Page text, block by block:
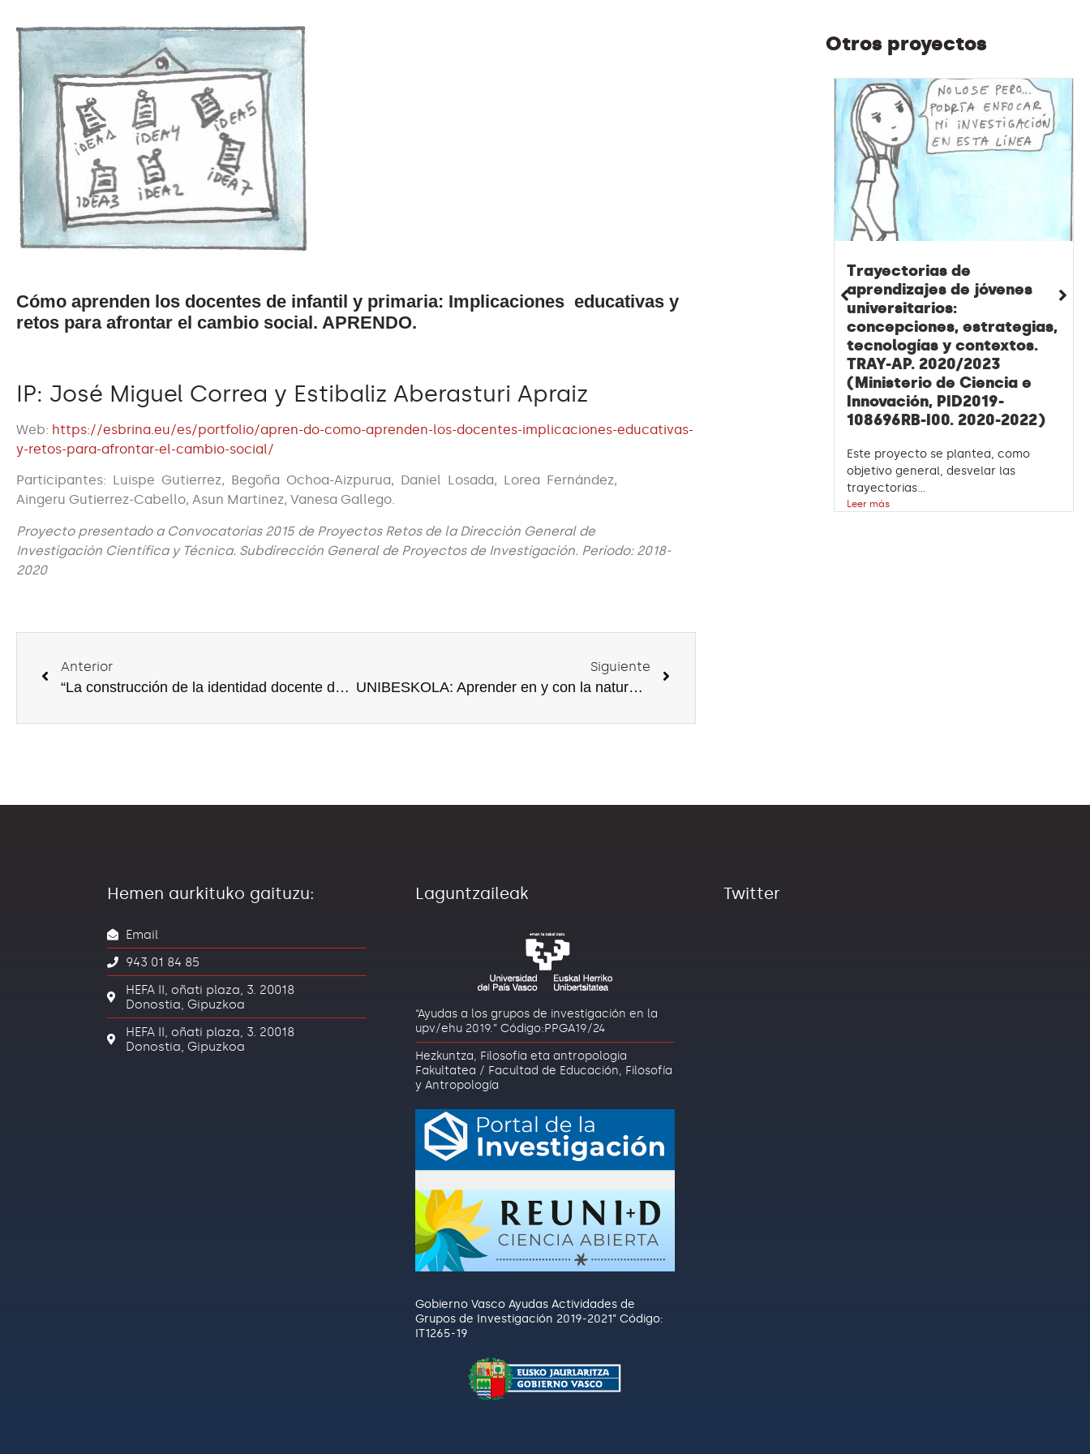
Cómo aprenden los docentes de infantil y primaria: Implicaciones educativas y
retos para afrontar el cambio social. APRENDO.
IP: José Miguel Correa y Estibaliz Aberasturi Apraiz
Web: https://esbrina.eu/es/portfolio/apren-do-como-aprenden-los-docentes-implicaciones-educativas-
y-retos-para-afrontar-el-cambio-social/
Participantes: Luispe Gutierrez, Begoña Ochoa-Aizpurua, Daniel Losada, Lorea Fernández,
Aingeru Gutierrez-Cabello, Asun Martinez, Vanesa Gallego.
Proyecto presentado a Convocatorias 2015 de Proyectos Retos de la Dirección General de
Investigación Científica y Técnica. Subdirección General de Proyectos de Investigación. Periodo: 2018-
2020
Anterior
“La construcción de la identidad docente del profesorado de educación infantil en la formación inicial y los primeros años de trabajo (EDU2010-20852-C02-02)” Ministerio de Ciencia e Innovación – 2011 – 2014
Siguiente
UNIBESKOLA: Aprender en y con la naturaleza en Educación Infantil: narrar la experiencia desde la evaluación y la investigación educativa
Otros proyectos
Trayectorias de
aprendizajes de jóvenes
universitarios:
concepciones, estrategias,
tecnologías y contextos.
TRAY-AP. 2020/2023
(Ministerio de Ciencia e
Innovación, PID2019-
108696RB-I00. 2020-2022)
Este proyecto se plantea, como
objetivo general, desvelar las
trayectorias...
Leer más
Hemen aurkituko gaituzu:
Email
943 01 84 85
HEFA II, oñati plaza, 3. 20018
Donostia, Gipuzkoa
HEFA II, oñati plaza, 3. 20018
Donostia, Gipuzkoa
Laguntzaileak
“Ayudas a los grupos de investigación en la
upv/ehu 2019.” Código:PPGA19/24
Hezkuntza, Filosofia eta antropologia
Fakultatea / Facultad de Educación, Filosofía
y Antropología
Gobierno Vasco Ayudas Actividades de
Grupos de Investigación 2019-2021” Código:
IT1265-19
Twitter